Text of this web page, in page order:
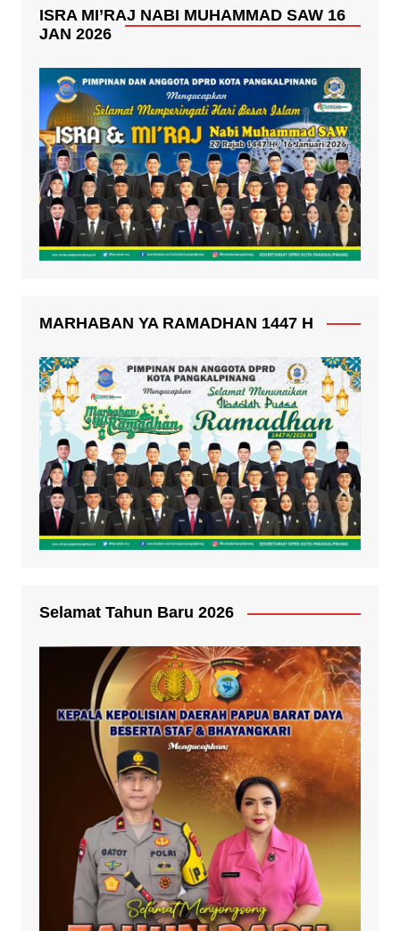
ISRA MI’RAJ NABI MUHAMMAD SAW 16
JAN 2026
MARHABAN YA RAMADHAN 1447 H
Selamat Tahun Baru 2026